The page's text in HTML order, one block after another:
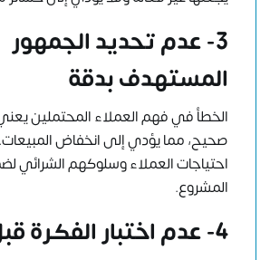
3- عدم تحديد الجمهور
المستهدف بدقة
الخطأ في فهم العملاء المحتملين
صحيح، مما يؤدي إلى انخفاض
احتياجات العملاء وسلوكهم الشرائي
المشروع.
4- عدم اختبار الفكرة قبل التنفيذ